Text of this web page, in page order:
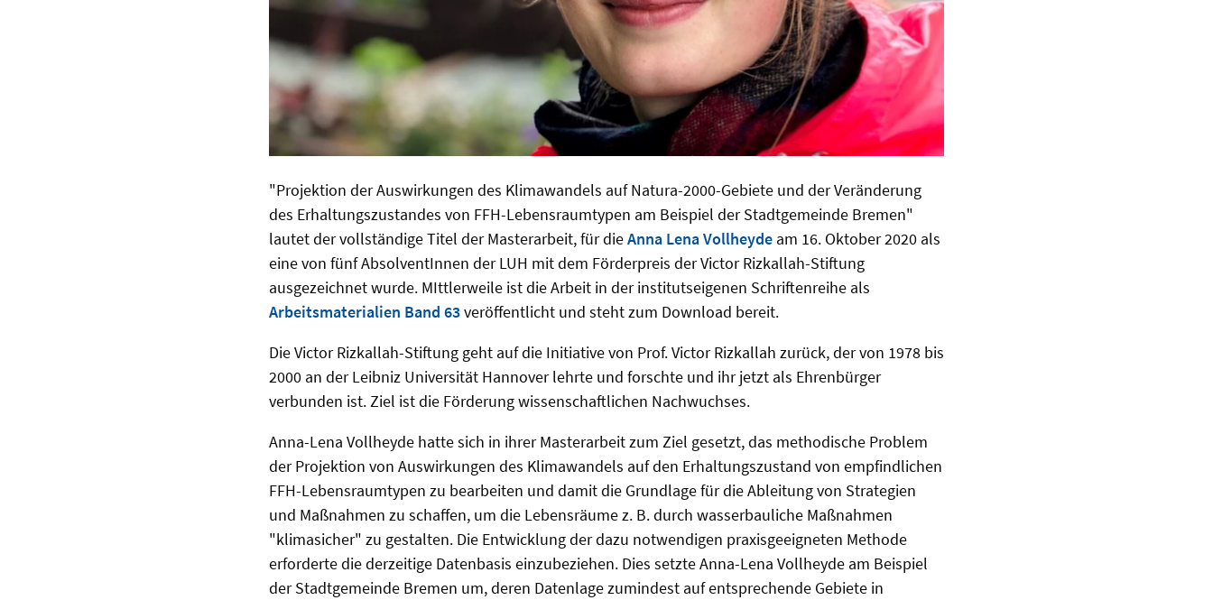
"Projektion der Auswirkungen des Klimawandels auf Natura-2000-Gebiete und der Veränderung
des Erhaltungszustandes von FFH-Lebensraumtypen am Beispiel der Stadtgemeinde Bremen"
lautet der vollständige Titel der Masterarbeit, für dieAnna Lena Vollheyde am 16. Oktober 2020 als
eine von fünf AbsolventInnen der LUH mit dem Förderpreis der Victor Rizkallah-Stiftung
ausgezeichnet wurde. MIttlerweile ist die Arbeit in der institutseigenen Schriftenreihe als
Arbeitsmaterialien Band 63veröffentlicht und steht zum Download bereit.
Die Victor Rizkallah-Stiftung geht auf die Initiative von Prof. Victor Rizkallah zurück, der von 1978 bis
2000 an der Leibniz Universität Hannover lehrte und forschte und ihr jetzt als Ehrenbürger
verbunden ist. Ziel ist die Förderung wissenschaftlichen Nachwuchses.
Anna-Lena Vollheyde hatte sich in ihrer Masterarbeit zum Ziel gesetzt, das methodische Problem
der Projektion von Auswirkungen des Klimawandels auf den Erhaltungszustand von empfindlichen
FFH-Lebensraumtypen zu bearbeiten und damit die Grundlage für die Ableitung von Strategien
und Maßnahmen zu schaffen, um die Lebensräume z. B. durch wasserbauliche Maßnahmen
"klimasicher" zu gestalten. Die Entwicklung der dazu notwendigen praxisgeeigneten Methode
erforderte die derzeitige Datenbasis einzubeziehen. Dies setzte Anna-Lena Vollheyde am Beispiel
der Stadtgemeinde Bremen um, deren Datenlage zumindest auf entsprechende Gebiete in